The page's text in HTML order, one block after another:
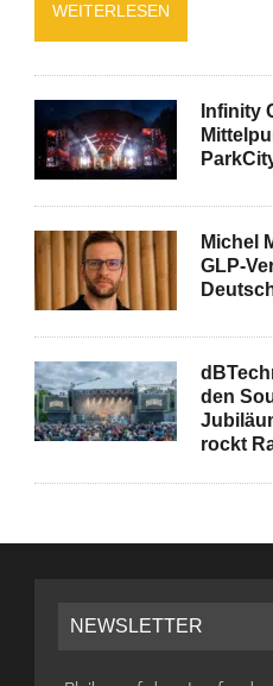
WEITERLESEN
Infinity
Michel
GLP-
den
rockt
NEWSLETTER